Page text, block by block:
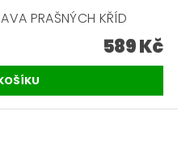
PRAŠNÝCH KŘÍD
589 Kč